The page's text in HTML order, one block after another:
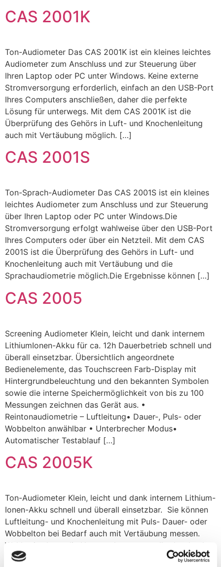
CAS 2001K
Ton-Audiometer Das CAS 2001K ist ein kleines leichtes
Audiometer zum Anschluss und zur Steuerung über
Ihren Laptop oder PC unter Windows. Keine externe
Stromversorgung erforderlich, einfach an den USB-Port
Ihres Computers anschließen, daher die perfekte
Lösung für unterwegs. Mit dem CAS 2001K ist die
Überprüfung des Gehörs in Luft- und Knochenleitung
auch mit Vertäubung möglich. […]
CAS 2001S
Ton-Sprach-Audiometer Das CAS 2001S ist ein kleines
leichtes Audiometer zum Anschluss und zur Steuerung
über Ihren Laptop oder PC unter Windows.Die
Stromversorgung erfolgt wahlweise über den USB-Port
Ihres Computers oder über ein Netzteil. Mit dem CAS
2001S ist die Überprüfung des Gehörs in Luft- und
Knochenleitung auch mit Vertäubung und die
Sprachaudiometrie möglich.Die Ergebnisse können […]
CAS 2005
Screening Audiometer Klein, leicht und dank internem
LithiumIonen-Akku für ca. 12h Dauerbetrieb schnell und
überall einsetzbar. Übersichtlich angeordnete
Bedienelemente, das Touchscreen Farb-Display mit
Hintergrundbeleuchtung und den bekannten Symbolen
sowie die interne Speichermöglichkeit von bis zu 100
Messungen zeichnen das Gerät aus. •
Reintonaudiometrie – Luftleitung• Dauer-, Puls- oder
Wobbelton anwählbar • Unterbrecher Modus•
Automatischer Testablauf […]
CAS 2005K
Ton-Audiometer Klein, leicht und dank internem Lithium-
Ionen-Akku schnell und überall einsetzbar. Sie können
Luftleitung- und Knochenleitung mit Puls- Dauer- oder
Wobbelton bei Bedarf auch mit Vertäubung messen.
Wahlweise kann die Untersuchung manuell oder durch
einen automatischen Testablauf durchgeführt werden.